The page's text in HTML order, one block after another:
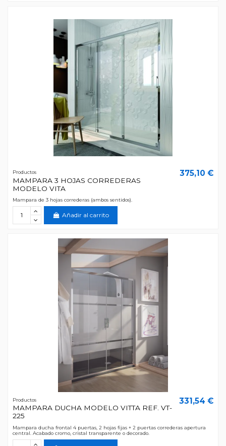
Productos
MAMPARA 3 HOJAS CORREDERAS
MODELO VITA
375,10 €
Mampara de 3 hojas correderas (ambos sentidos).
Añadir al carrito
Productos
MAMPARA DUCHA MODELO VITTA REF. VT-
225
331,54 €
Mampara ducha frontal 4 puertas, 2 hojas fijas + 2 puertas correderas apertura
central. Acabado cromo, cristal transparente o decorado.